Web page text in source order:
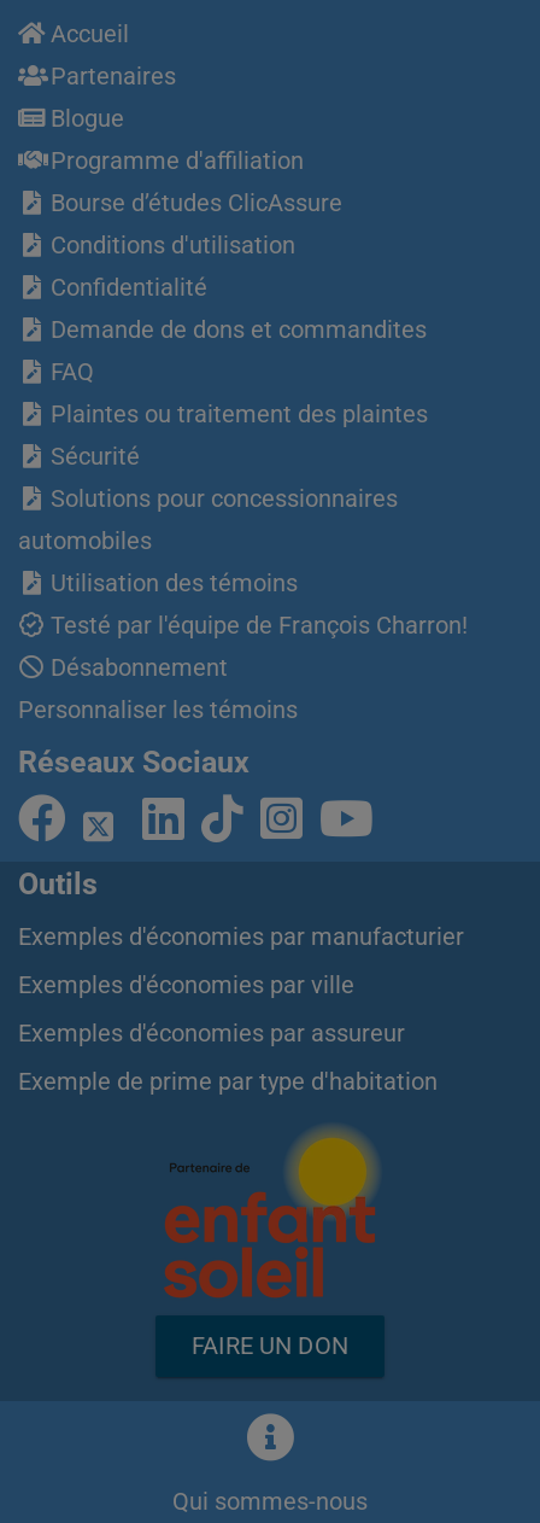
Accueil
Partenaires
Blogue
Programme d'affiliation
Bourse d’études ClicAssure
Conditions d'utilisation
Confidentialité
Demande de dons et commandites
FAQ
Plaintes ou traitement des plaintes
Sécurité
Solutions pour concessionnaires
automobiles
Utilisation des témoins
Testé par l'équipe de François Charron!
Désabonnement
Personnaliser les témoins
Réseaux Sociaux
Outils
Exemples d'économies par manufacturier
Exemples d'économies par ville
Exemples d'économies par assureur
Exemple de prime par type d'habitation
FAIRE UN DON
Qui sommes-nous